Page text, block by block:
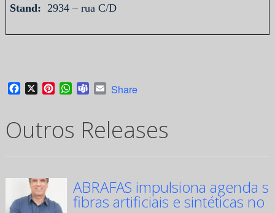
Stand: 2934 – rua C/D
Facebook
X PinterestWhatsApp
TeamsEmail
Share
Outros Releases
ABRAFAS impulsiona agenda
fibras artificiais e sintéticas no